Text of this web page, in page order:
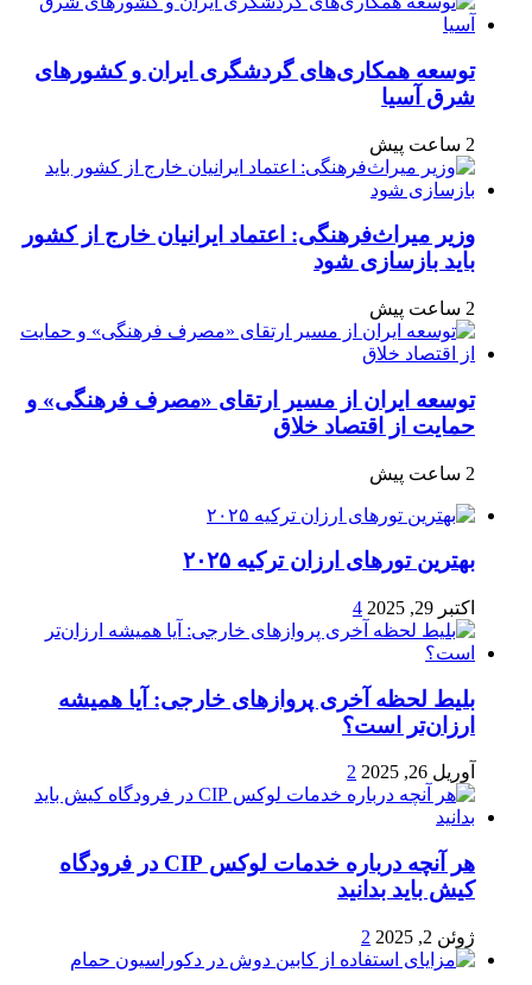
توسعه همکاری‌های گردشگری ایران و کشورهای
شرق آسیا
2 ساعت پیش
وزیر میراث‌فرهنگی: اعتماد ایرانیان خارج از کشور
باید بازسازی شود
2 ساعت پیش
توسعه ایران از مسیر ارتقای «مصرف فرهنگی» و
حمایت از اقتصاد خلاق
2 ساعت پیش
بهترین تورهای ارزان ترکیه ۲۰۲۵
اکتبر 29, 2025 4
بلیط لحظه آخری پروازهای خارجی: آیا همیشه
ارزان‌تر است؟
آوریل 26, 2025 2
هر آنچه درباره خدمات لوکس CIP در فرودگاه‌
کیش باید بدانید
ژوئن 2, 2025 2